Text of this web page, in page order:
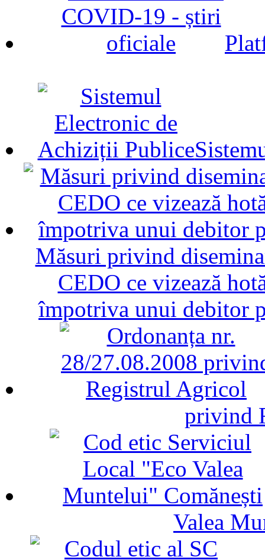
Măsuri privind
CEDO ce vizează
împotriva unui debitor
privind
Valea